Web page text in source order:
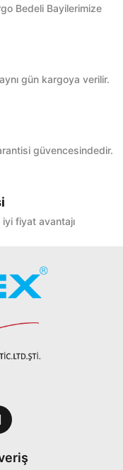
Bedeli Bayilerimize
gün kargoya verilir.
güvencesindedir.
fiyat avantajı